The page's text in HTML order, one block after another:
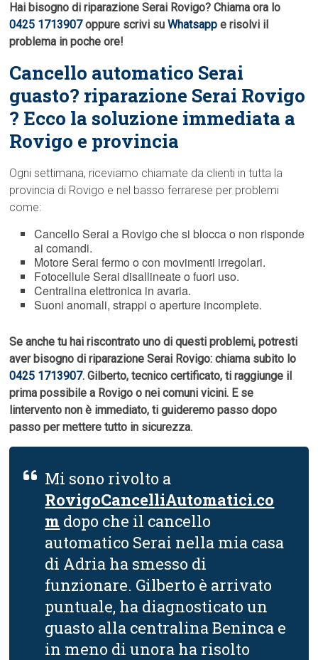
Hai bisogno di riparazione Serai Rovigo? Chiama ora lo
0425 1713907oppure scrivi suWhatsapp e risolvi il
problema in poche ore!
Cancello automatico Serai
guasto? riparazione Serai Rovigo
? Ecco la soluzione immediata a
Rovigo e provincia
Ogni settimana, riceviamo chiamate da clienti in tutta la
provincia di Rovigo e nel basso ferrarese per problemi
come:
Cancello Serai a Rovigo che si blocca o non risponde
ai comandi.
Motore Serai fermo o con movimenti irregolari.
Fotocellule Serai disallineate o fuori uso.
Centralina elettronica in avaria.
Suoni anomali, strappi o aperture incomplete.
Se anche tu hai riscontrato uno di questi problemi, potresti
aver bisogno di riparazione Serai Rovigo: chiama subito lo
0425 1713907. Gilberto, tecnico certificato, ti raggiunge il
prima possibile a Rovigo o nei comuni vicini. E se
lintervento non è immediato, ti guideremo passo dopo
passo per mettere tutto in sicurezza.
Mi sono rivolto a
RovigoCancelliAutomatici.co
m dopo che il cancello
automatico Serai nella mia casa
di Adria ha smesso di
funzionare. Gilberto è arrivato
puntuale, ha diagnosticato un
guasto alla centralina Beninca e
in meno di unora ha risolto